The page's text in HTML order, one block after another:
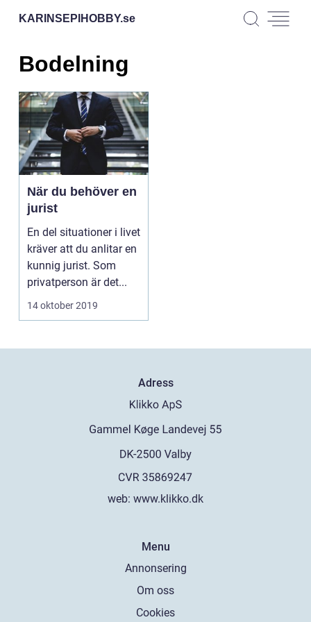
KARINSEPIHOBBY.se
Bodelning
När du behöver en
jurist
En del situationer i livet
kräver att du anlitar en
kunnig jurist. Som
privatperson är det...
14 oktober 2019
Adress
web: www.klikko.dk
Menu
Annonsering
Om oss
Cookies